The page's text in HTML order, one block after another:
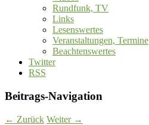
Rundfunk, TV
Links
Lesenswertes
Veranstaltungen, Termine
Beachtenswertes
Twitter
RSS
Beitrags-Navigation
← Zurück Weiter →